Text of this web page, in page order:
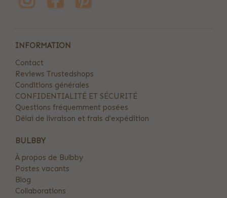
INFORMATION
Contact
Reviews Trustedshops
Conditions générales
CONFIDENTIALITÉ ET SÉCURITÉ
Questions fréquemment posées
Délai de livraison et frais d'expédition
BULBBY
À propos de Bulbby
Postes vacants
Blog
Collaborations